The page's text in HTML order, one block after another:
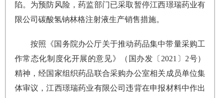
陷。为预防风险，药监部门已采取暂停江西璟瑞药业有
限公司碳酸氢钠林格注射液生产销售措施。
按照《国务院办公厅关于推动药品集中带量采购工
作常态化制度化开展的意见》（国办发〔2021〕2号）
精神，经国家组织药品联合采购办公室相关成员单位集
体审议，江西璟瑞药业有限公司违背在申报材料中作出